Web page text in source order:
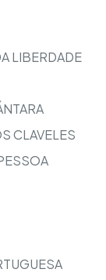
LIBERDADE
CLAVELES